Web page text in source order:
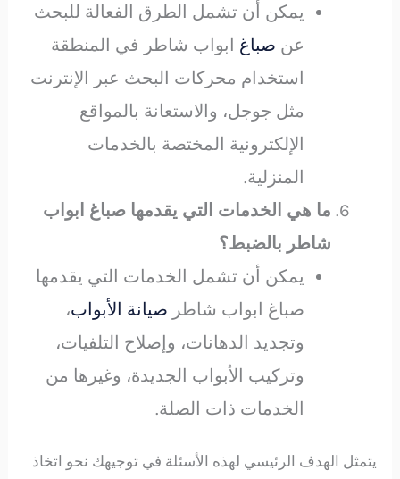
يمكن أن تشمل الطرق الفعالة للبحث
عن صباغ ابواب شاطر في المنطقة
استخدام محركات البحث عبر الإنترنت
مثل جوجل، والاستعانة بالمواقع
الإلكترونية المختصة بالخدمات
المنزلية.
ما هي الخدمات التي يقدمها صباغ ابواب
شاطر بالضبط؟
يمكن أن تشمل الخدمات التي يقدمها
صباغ ابواب شاطر صيانة الأبواب،
وتجديد الدهانات، وإصلاح التلفيات،
وتركيب الأبواب الجديدة، وغيرها من
الخدمات ذات الصلة.
يتمثل الهدف الرئيسي لهذه الأسئلة في توجيهك نحو اتخاذ